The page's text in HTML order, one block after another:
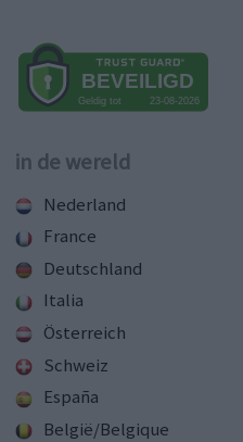
in de wereld
Nederland
France
Deutschland
Italia
Österreich
Schweiz
España
België/Belgique